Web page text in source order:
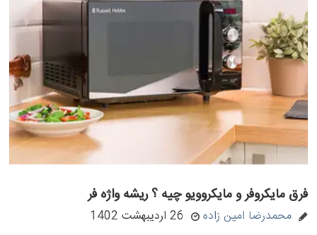
فرق مایکروفر و مایکروویو چیه ؟ ریشه واژه فر
محمدرضا امین زاده 26 اردیبهشت 1402